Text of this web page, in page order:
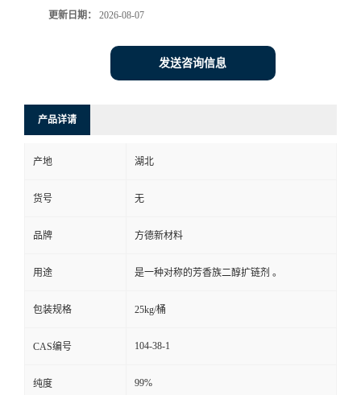
更新日期： 2026-08-07
发送咨询信息
产品详请
产地 湖北
货号 无
品牌 方德新材料
用途 是一种对称的芳香族二醇扩链剂 。
包装规格 25kg/桶
CAS编号 104-38-1
纯度 99%